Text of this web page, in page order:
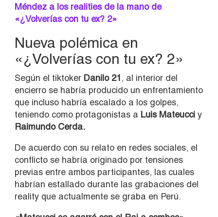
Méndez a los realities de la mano de
«¿Volverías con tu ex? 2»
Nueva polémica en
«¿Volverías con tu ex? 2»
Según el tiktoker Danilo 21, al interior del
encierro se habría producido un enfrentamiento
que incluso habría escalado a los golpes,
teniendo como protagonistas a Luis Mateucci y
Raimundo Cerda.
De acuerdo con su relato en redes sociales, el
conflicto se habría originado por tensiones
previas entre ambos participantes, las cuales
habrían estallado durante las grabaciones del
reality que actualmente se graba en Perú.